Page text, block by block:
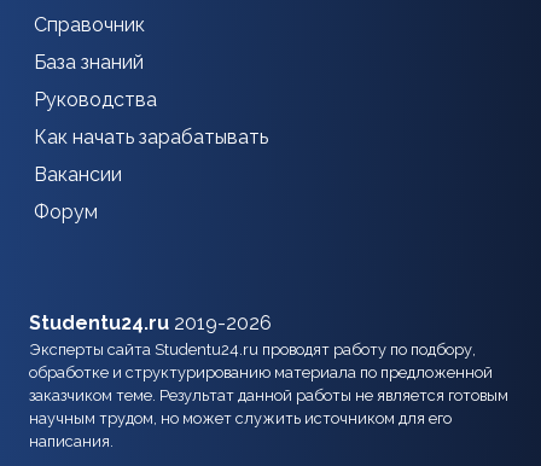
Справочник
База знаний
Руководства
Как начать зарабатывать
Вакансии
Форум
Studentu24.ru 2019-2026
Эксперты сайта Studentu24.ru проводят работу по подбору,
обработке и структурированию материала по предложенной
заказчиком теме. Результат данной работы не является готовым
научным трудом, но может служить источником для его
написания.